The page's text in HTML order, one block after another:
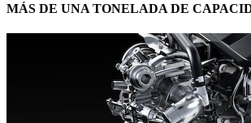
MÁS DE UNA TONELADA DE